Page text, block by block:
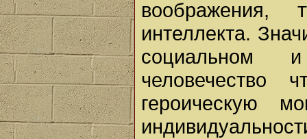
воображения,
интеллекта.
социальном и
человечество
героическую